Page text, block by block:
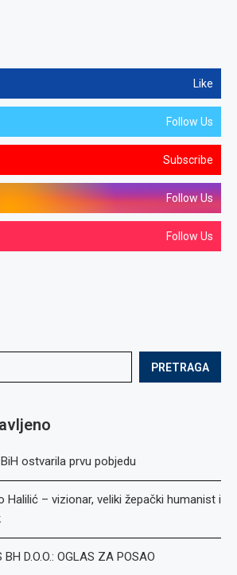
Like
Follow Us
Subscribe
Follow Us
Follow Us
PRETRAGA
ostvarila prvu pobjedu
Halilić – vizionar, veliki žepački humanist i
BH D.O.O.: OGLAS ZA POSAO